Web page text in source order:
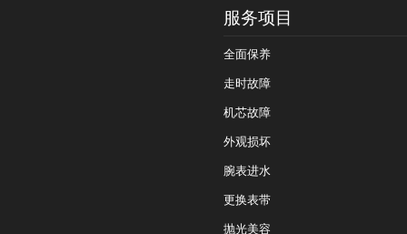
服务项目
全面保养
走时故障
机芯故障
外观损坏
腕表进水
更换表带
抛光美容